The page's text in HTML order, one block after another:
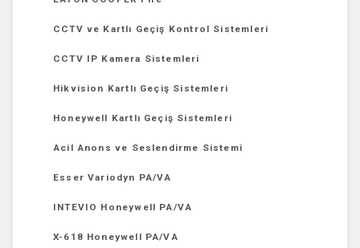
CCTV ve Kartlı Geçiş Kontrol Sistemleri
CCTV IP Kamera Sistemleri
Hikvision Kartlı Geçiş Sistemleri
Honeywell Kartlı Geçiş Sistemleri
Acil Anons ve Seslendirme Sistemi
Esser Variodyn PA/VA
INTEVIO Honeywell PA/VA
X-618 Honeywell PA/VA